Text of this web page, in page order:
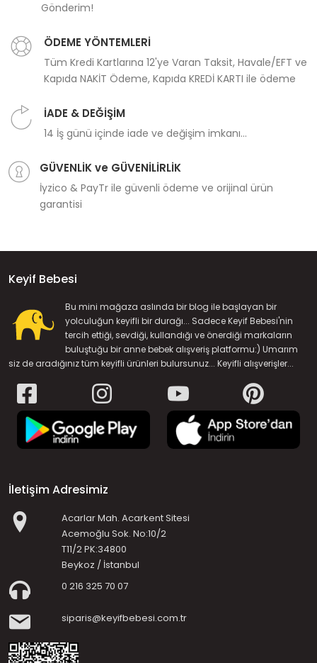
Gönderim!
ÖDEME YÖNTEMLERİ
Tüm Kredi Kartlarına 12'ye Varan Taksit, Havale/EFT ve
Kapıda NAKİT Ödeme, Kapıda KREDİ KARTI ile ödeme
İADE & DEĞİŞİM
14 İş günü içinde iade ve değişim imkanı...
GÜVENLİK ve GÜVENİLİRLİK
İyzico & PayTr ile güvenli ödeme ve orijinal ürün
garantisi
Keyif Bebesi
Bu mini mağaza aslında bir blog ile başlayan bir
yolculuğun keyifli bir durağı... Sadece Keyif Bebesi'nin
tercih ettiği, sevdiği, kullandığı ve önerdiği markaların
buluştuğu bir anne bebek alışveriş platformu:) Umarım
siz de aradığınız tüm keyifli ürünleri bulursunuz... Keyifli alışverişler...
İletişim Adresimiz
Acarlar Mah. Acarkent Sitesi
Acemoğlu Sok. No:10/2
T11/2 PK:34800
Beykoz / İstanbul
0 216 325 70 07
siparis@keyifbebesi.com.tr